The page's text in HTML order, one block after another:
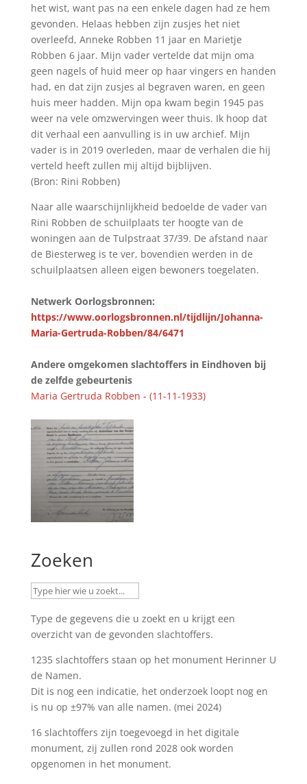
het wist, want pas na een enkele dagen had ze hem
gevonden. Helaas hebben zijn zusjes het niet
overleefd, Anneke Robben 11 jaar en Marietje
Robben 6 jaar. Mijn vader vertelde dat mijn oma
geen nagels of huid meer op haar vingers en handen
had, en dat zijn zusjes al begraven waren, en geen
huis meer hadden. Mijn opa kwam begin 1945 pas
weer na vele omzwervingen weer thuis. Ik hoop dat
dit verhaal een aanvulling is in uw archief. Mijn
vader is in 2019 overleden, maar de verhalen die hij
verteld heeft zullen mij altijd bijblijven.
(Bron: Rini Robben)
Naar alle waarschijnlijkheid bedoelde de vader van
Rini Robben de schuilplaats ter hoogte van de
woningen aan de Tulpstraat 37/39. De afstand naar
de Biesterweg is te ver, bovendien werden in de
schuilplaatsen alleen eigen bewoners toegelaten.
Netwerk Oorlogsbronnen:
https://www.oorlogsbronnen.nl/tijdlijn/Johanna-
Maria-Gertruda-Robben/84/6471
Andere omgekomen slachtoffers in Eindhoven bij
de zelfde gebeurtenis
Maria Gertruda Robben - (11-11-1933)
Zoeken
Type de gegevens die u zoekt en u krijgt een
overzicht van de gevonden slachtoffers.
1235 slachtoffers staan op het monument Herinner U
de Namen.
Dit is nog een indicatie, het onderzoek loopt nog en
is nu op ±97% van alle namen. (mei 2024)
16 slachtoffers zijn toegevoegd in het digitale
monument, zij zullen rond 2028 ook worden
opgenomen in het monument.